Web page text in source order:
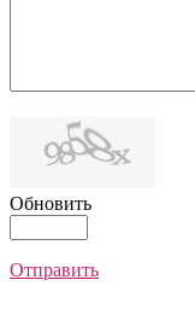
Обновить
Отправить